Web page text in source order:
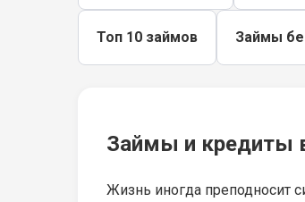
Топ 10 займов Займы
Займы и кредиты
Жизнь иногда преподносит